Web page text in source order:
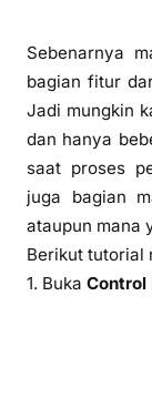
Sebenarnya
bagian fitur
Jadi mungkin
dan hanya
saat proses
juga bagian
ataupun mana
Berikut tutorial
1. Buka Control